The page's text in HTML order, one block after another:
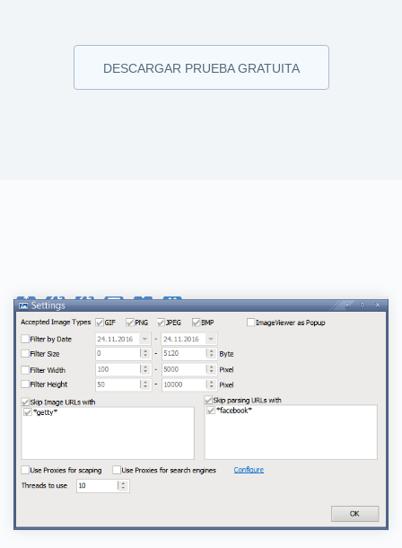
DESCARGAR PRUEBA GRATUITA